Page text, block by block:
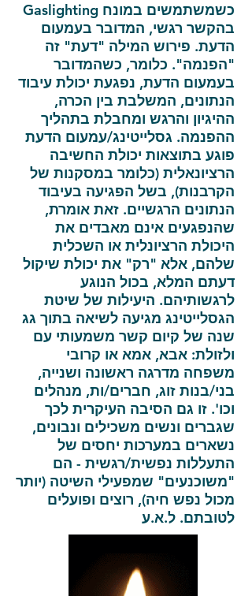
כשמשתמשים במונח Gaslighting
בהקשר רגשי, המדובר בעמעום
הדעת. פירוש המילה "דעת" זה
"הפנמה". כלומר, כשהמדובר
בעמעום הדעת, נפגעת יכולת עיבוד
הנתונים, המשלבת בין הכרה,
ההיגיון והרגש ומחבלת בתהליך
ההפנמה. גסלייטינג/עמעום הדעת
פוגע בתוצאות יכולת החשיבה
הרציונאלית (כלומר במסקנות של
הקרבנות), בשל הפגיעה בעיבוד
הנתונים הרגשיים. זאת אומרת,
שהנפגעים אינם מאבדים את
היכולת הרציונלית או השכלית
שלהם, אלא "רק" את יכולת שיקול
דעתם המלא, בכול הנוגע
לרגשותיהם. היעילות של שיטת
הגסלייטינג מגיעה לשיאה בתוך גג
שנה של קיום קשר משמעותי עם
ולזולת: אבא, אמא או קרובי
משפחה מדרגה ראשונה ושנייה,
בני/בנות זוג, חברים/ות, מנהלים
וכו'. זו גם הסיבה העיקרית לכך
שגברים ונשים משכילים ונבונים,
נשארים במערכות יחסים של
התעללות נפשית/רגשית - הם
"משוכנעים" שמפעילי השיטה (יותר
מכול נפש חיה), רוצים ופועלים
לטובתם. ל.א.ע